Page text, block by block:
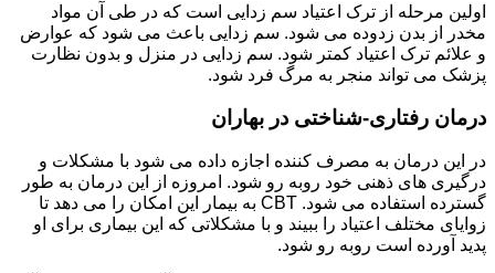
اولین مرحله از ترک اعتیاد سم زدایی است که در طی آن مواد
مخدر از بدن زدوده می شود. سم زدایی باعث می شود که عوارض
و علائم ترک اعتیاد کمتر شود. سم زدایی در منزل و بدون نظارت
پزشک می تواند منجر به مرگ فرد شود.
درمان رفتاری-شناختی در بهاران
در این درمان به مصرف کننده اجازه داده می شود با مشکلات و
درگیری های ذهنی خود روبه رو شود. امروزه از این درمان به طور
گسترده استفاده می شود. CBT به بیمار این امکان را می دهد تا
زوایای مختلف اعتیاد را ببیند و با مشکلاتی که این بیماری برای او
پدید آورده است روبه رو شود.